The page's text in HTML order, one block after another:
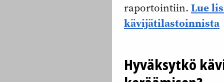
raportointiin. Lue
kävijätilastoinnista
Hyväksytkö